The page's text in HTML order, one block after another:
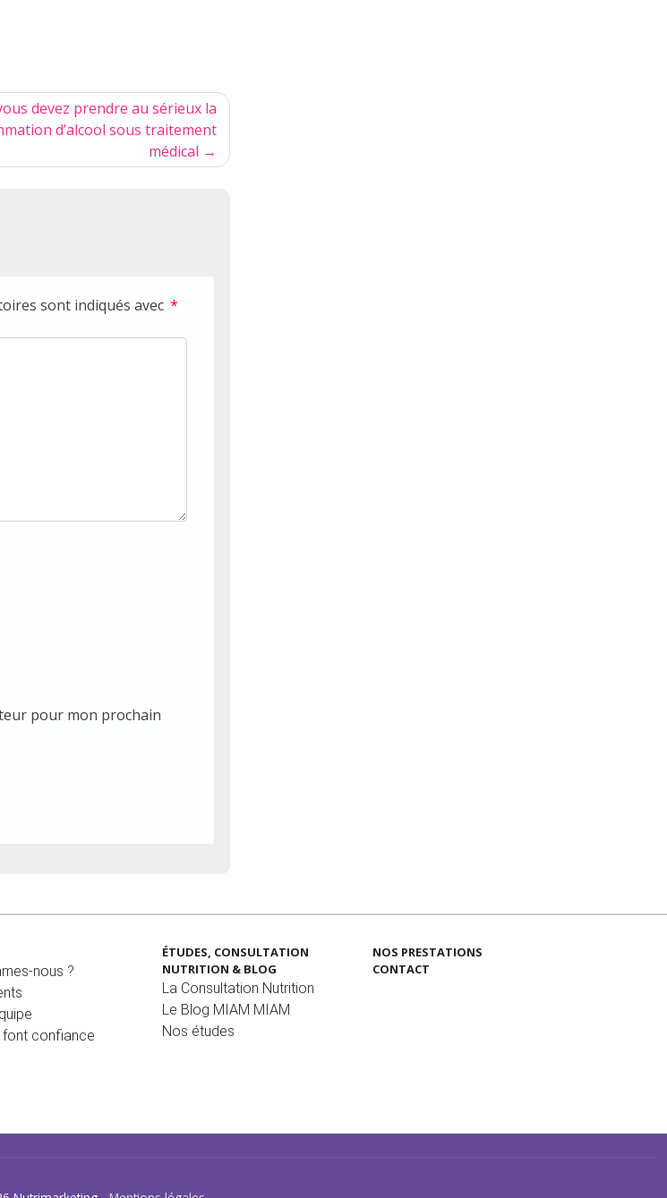
devez prendre au sérieux la
d’alcool sous traitement
médical
sont indiqués avec *
pour mon prochain
nous ?
font confiance
ÉTUDES, CONSULTATION
NUTRITION & BLOG
La Consultation Nutrition
Le Blog MIAM MIAM
Nos études
NOS PRESTATIONS
CONTACT